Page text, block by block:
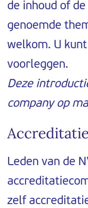
de inhoud of
genoemde
welkom. U
voorleggen.
Deze
company op
Accreditatie
Leden van de
zelf